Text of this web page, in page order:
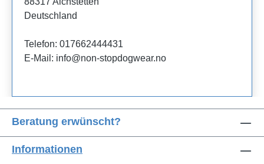
Deutschland
Telefon: 017662444431
E-Mail: info@non-stopdogwear.no
Beratung erwünscht?
Informationen